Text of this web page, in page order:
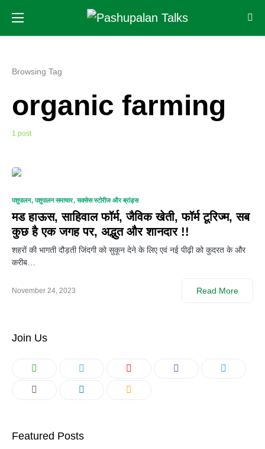
Browsing Tag
organic farming
1 post
0
पशुपालन पशुपालन समाचार सक्सेस स्टोरीज और ब्रांड्स
मड हाऊस, साहिवाल फॉर्म, जैविक खेती, फॉर्म टूरिज्म, सब
कुछ है एक जगह पर, अद्भुत और शानदार !!
शहरों की भागती दौड़ती जिंदगी को सुकून देने के लिए एवं नई पीढ़ी को कुदरत के और
करीब…
November 24, 2023 Read More
Join Us
Featured Posts